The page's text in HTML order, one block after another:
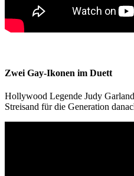
Zwei Gay-Ikonen im Duett
Hollywood Legende Judy
Streisand für die Generation